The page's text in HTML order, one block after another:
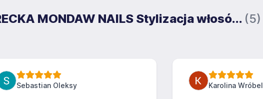
MONDAW NAILS Stylizacja włosó... (5)
Sebastian Oleksy Karolina Wróbel